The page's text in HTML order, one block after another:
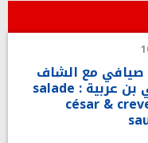
صيافي مع الشاف
لطفي بن عربية : salade
césar &